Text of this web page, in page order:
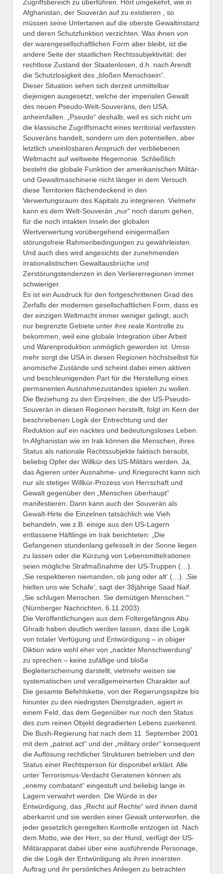
Zugriffsbereich zu überführen. Hört umgekehrt, wie in
Afghanistan, der Souverän auf zu existieren , so
müssen seine Untertanen auf die oberste Gewaltinstanz
und deren Schutzfunktion verzichten. Was ihnen von
der warengesellschaftlichen Form aber bleibt, ist die
andere Seite der staatlichen Rechtssubjektivität: der
rechtlose Zustand der Staatenlosen, d.h. nach Arendt
die Schutzlosigkeit des „bloßen Menschsein“.
Dieser Situation sehen sich derzeit unmittelbar
diejenigen ausgesetzt, welche der imperialen Gewalt
des neuen Pseudo-Welt-Souveräns, den USA,
anheimfallen. „Pseudo“ deshalb, weil es sich nicht um
die klassische Zugriffsmacht eines territorial verfassten
Souveräns handelt, sondern um den potentiellen, aber
letztlich uneinlösbaren Anspruch der verbliebenen
Weltmacht auf weltweite Hegemonie. Schließlich
besteht die globale Funktion der amerikanischen Militär-
und Gewaltmaschinerie nicht länger in dem Versuch
diese Territorien flächendeckend in den
Verwertungsraum des Kapitals zu integrieren. Vielmehr
kann es dem Welt-Souverän „nur“ noch darum gehen,
für die noch intakten Inseln der globalen
Wertverwertung vorübergehend einigermaßen
störungsfreie Rahmenbedingungen zu gewährleisten.
Und auch dies wird angesichts der zunehmenden
irrationalistischen Gewaltausbrüche und
Zerstörungstendenzen in den Verliererregionen immer
schwieriger.
Es ist ein Ausdruck für den fortgeschrittenen Grad des
Zerfalls der modernen gesellschaftlichen Form, dass es
der einzigen Weltmacht immer weniger gelingt, auch
nur begrenzte Gebiete unter ihre reale Kontrolle zu
bekommen, weil eine globale Integration über Arbeit
und Warenproduktion unmöglich geworden ist. Umso
mehr sorgt die USA in diesen Regionen höchstselbst für
anomische Zustände und scheint dabei einen aktiven
und beschleunigenden Part für die Herstellung eines
permanenten Ausnahmezustandes spielen zu wollen.
Die Beziehung zu den Einzelnen, die der US-Pseudo-
Souverän in diesen Regionen herstellt, folgt im Kern der
beschriebenen Logik der Entrechtung und der
Reduktion auf ein nacktes und bedeutungsloses Leben.
In Afghanistan wie im Irak können die Menschen, ihres
Status als nationale Rechtssubjekte faktisch beraubt,
beliebig Opfer der Willkür des US-Militärs werden. Ja,
das Agieren unter Ausnahme- und Kriegsrecht kann sich
nur als stetiger Willkür-Prozess von Herrschaft und
Gewalt gegenüber den „Menschen überhaupt“
manifestieren. Dann kann auch der Souverän als
Gewalt-Hirte die Einzelnen tatsächlich wie Vieh
behandeln, wie z.B. einige aus den US-Lagern
entlassene Häftlinge im Irak berichteten: „Die
Gefangenen stundenlang gefesselt in der Sonne liegen
zu lassen oder die Kürzung von Lebensmittelrationen
seien mögliche Strafmaßnahme der US-Truppen (…).
‚Sie respektieren niemanden, ob jung oder alt‘ (…). ‚Sie
hielten uns wie Schafe‘, sagt der 38jährige Saad Naif.
‚Sie schlugen Menschen. Sie demütigen Menschen.‘“
(Nürnberger Nachrichten, 6.11.2003).
Die Veröffentlichungen aus dem Foltergefängnis Abu
Ghraib haben deutlich werden lassen, dass die Logik
von totaler Verfügung und Entwürdigung – in obiger
Diktion wäre wohl eher von „nackter Menschwerdung“
zu sprechen – keine zufällige und bloße
Begleiterscheinung darstellt, vielmehr weisen sie
systematischen und verallgemeinerten Charakter auf.
Die gesamte Befehlskette, von der Regierungsspitze bis
hinunter zu den niedrigsten Dienstgraden, agiert in
einem Feld, das dem Gegenüber nur noch den Status
des zum reinen Objekt degradierten Lebens zuerkennt.
Die Bush-Regierung hat nach dem 11. September 2001
mit dem „patriot act“ und der „military order“ konsequent
die Auflösung rechtlicher Strukturen betrieben und den
Status einer Rechtsperson für disponibel erklärt. Alle
unter Terrorismus-Verdacht Geratenen können als
„enemy combatant“ eingestuft und beliebig lange in
Lagern verwahrt werden. Die Würde in der
Entwürdigung, das „Recht auf Rechte“ wird ihnen damit
aberkannt und sie werden einer Gewalt unterworfen, die
jeder gesetzlich geregelten Kontrolle entzogen ist. Nach
dem Motto, wie der Herr, so der Hund, verfügt der US-
Militärapparat dabei über eine ausführende Personage,
die die Logik der Entwürdigung als ihren innersten
Auftrag und ihr persönliches Anliegen zu betrachten